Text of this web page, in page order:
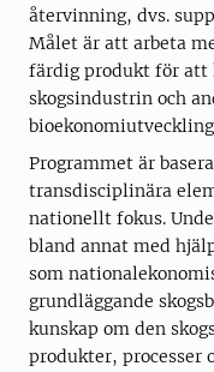
återvinning, dvs.
Målet är att arbeta
färdig produkt för att
skogsindustrin och
Programmet är
transdisciplinära
nationellt fokus.
bland annat med
som
grundläggande
kunskap om den
produkter, processer